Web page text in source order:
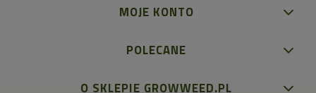
MOJE KONTO
POLECANE
O SKLEPIE GROWWEED.PL